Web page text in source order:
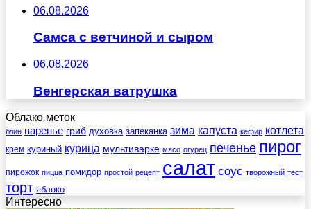
06.08.2026
Самса с ветчиной и сыром
06.08.2026
Венгерская ватрушка
Облако меток
блин варенье гриб духовка запеканка зима капуста кефир котлета
крем куриный курица мультиварке мясо огурец печенье пирог
пирожок пицца помидор простой рецепт салат соус творожный тест
торт яблоко
Интересно